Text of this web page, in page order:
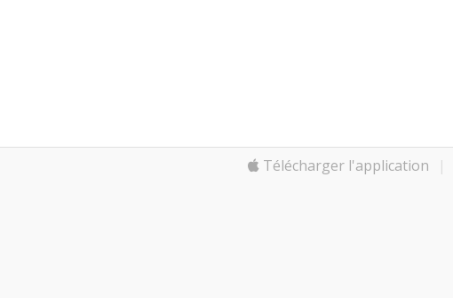
Télécharger l'application |